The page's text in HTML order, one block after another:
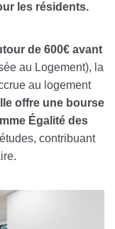
les résidents.
de 600€ avant
au Logement), la
au logement
offre une bourse
Égalité des
, contribuant